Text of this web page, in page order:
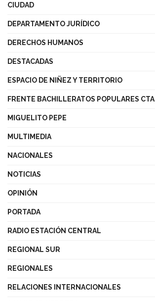
CIUDAD
DEPARTAMENTO JURÍDICO
DERECHOS HUMANOS
DESTACADAS
ESPACIO DE NIÑEZ Y TERRITORIO
FRENTE BACHILLERATOS POPULARES CTA
MIGUELITO PEPE
MULTIMEDIA
NACIONALES
NOTICIAS
OPINIÓN
PORTADA
RADIO ESTACIÓN CENTRAL
REGIONAL SUR
REGIONALES
RELACIONES INTERNACIONALES